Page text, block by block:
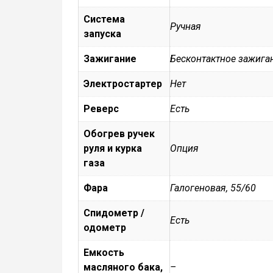
Система
запуска
Ручная
Зажигание Бесконтактное
Электростартер Нет
Реверс Есть
Обогрев ручек
руля и курка
газа
Опция
Фара Галогеновая, 55/60
Спидометр /
одометр
Есть
Емкость
масляного бака,
–